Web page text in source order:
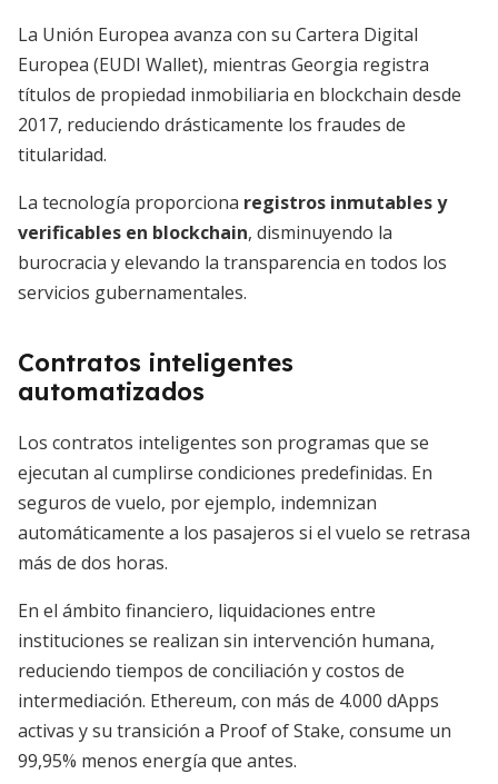
La Unión Europea avanza con su Cartera Digital
Europea (EUDI Wallet), mientras Georgia registra
títulos de propiedad inmobiliaria en blockchain desde
2017, reduciendo drásticamente los fraudes de
titularidad.
La tecnología proporciona registros inmutables y
verificables en blockchain, disminuyendo la
burocracia y elevando la transparencia en todos los
servicios gubernamentales.
Contratos inteligentes
automatizados
Los contratos inteligentes son programas que se
ejecutan al cumplirse condiciones predefinidas. En
seguros de vuelo, por ejemplo, indemnizan
automáticamente a los pasajeros si el vuelo se retrasa
más de dos horas.
En el ámbito financiero, liquidaciones entre
instituciones se realizan sin intervención humana,
reduciendo tiempos de conciliación y costos de
intermediación. Ethereum, con más de 4.000 dApps
activas y su transición a Proof of Stake, consume un
99,95% menos energía que antes.